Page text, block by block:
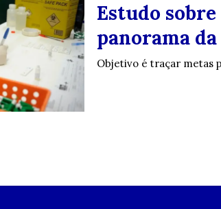
Estudo
panorama
Objetivo é traçar metas